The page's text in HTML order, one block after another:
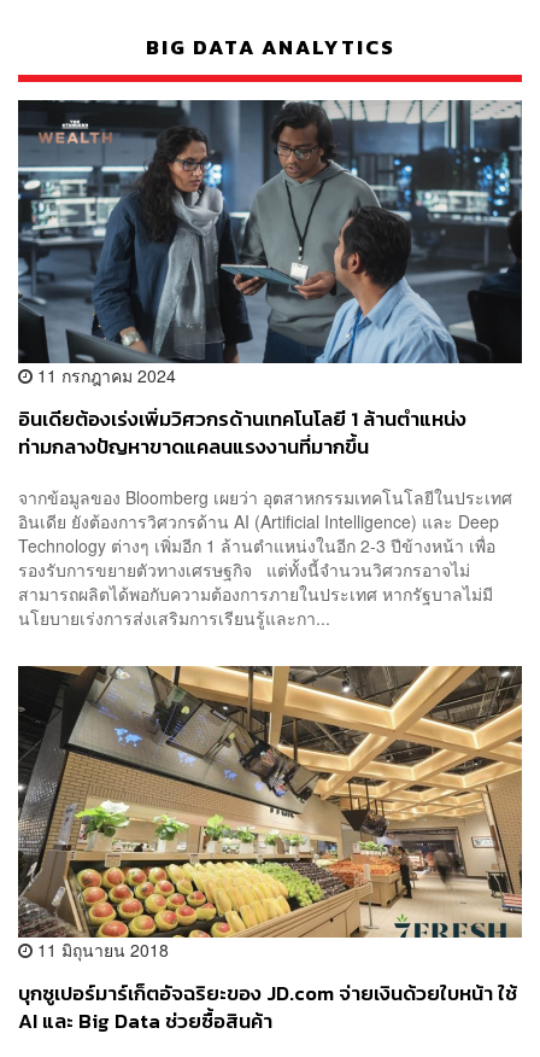
BIG DATA ANALYTICS
11 กรกฎาคม 2024
อินเดียต้องเร่งเพิ่มวิศวกรด้านเทคโนโลยี 1 ล้านตำแหน่ง
ท่ามกลางปัญหาขาดแคลนแรงงานที่มากขึ้น
จากข้อมูลของ Bloomberg เผยว่า อุตสาหกรรมเทคโนโลยีในประเทศ
อินเดีย ยังต้องการวิศวกรด้าน AI (Artificial Intelligence) และ Deep
Technology ต่างๆ เพิ่มอีก 1 ล้านตำแหน่งในอีก 2-3 ปีข้างหน้า เพื่อ
รองรับการขยายตัวทางเศรษฐกิจ แต่ทั้งนี้จำนวนวิศวกรอาจไม่
สามารถผลิตได้พอกับความต้องการภายในประเทศ หากรัฐบาลไม่มี
นโยบายเร่งการส่งเสริมการเรียนรู้และกา...
11 มิถุนายน 2018
บุกซูเปอร์มาร์เก็ตอัจฉริยะของ JD.com จ่ายเงินด้วยใบหน้า ใช้
AI และ Big Data ช่วยซื้อสินค้า